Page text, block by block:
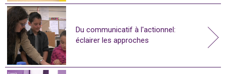
Du communicatif à l'actionnel:
éclairer les approches